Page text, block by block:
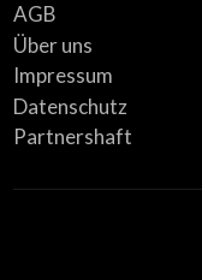
AGB
Über uns
Impressum
Datenschutz
Partnershaft